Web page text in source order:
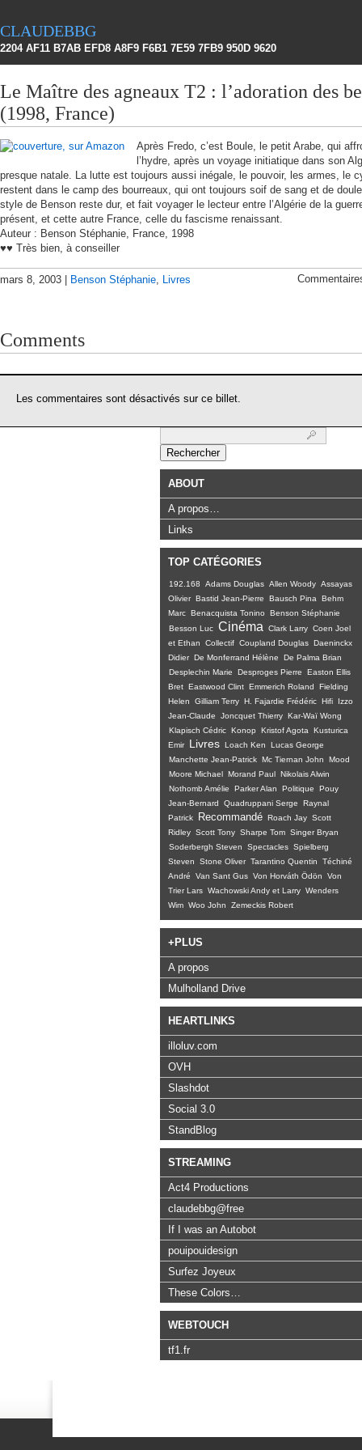
claudebbg
2204 AF11 B7AB EFD8 A8F9 F6B1 7E59 7FB9 950D 9620
Le Maître des agneaux T2 : l’adoration des
(1998, France)
Après Fredo, c’est Boule, le petit Arabe, qui
l’hydre, après un voyage initiatique dans son
presque natale. La lutte est toujours aussi inégale, le pouvoir, les armes, le
restent dans le camp des bourreaux, qui ont toujours soif de sang et de
style de Benson reste dur, et fait voyager le lecteur entre l’Algérie de la
présent, et cette autre France, celle du fascisme renaissant.
Auteur : Benson Stéphanie, France, 1998
♥♥ Très bien, à conseiller
mars 8, 2003 | Benson Stéphanie, Livres
Comments
Les commentaires sont désactivés sur ce billet.
ABOUT
A propos…
Links
TOP CATÉGORIES
192.168 Adams Douglas Allen Woody Assayas
Olivier Bastid Jean-Pierre Bausch Pina
Behm
Marc Benacquista Tonino
Benson Stéphanie
Besson Luc Cinéma Clark Larry Coen Joel
et Ethan
Collectif Coupland Douglas Daeninckx
Didier De Monferrand Hélène
De Palma Brian
Desplechin Marie
Desproges Pierre
Easton Ellis
Bret Eastwood Clint Emmerich Roland
Fielding
Helen
Gilliam Terry H. Fajardie Frédéric Hifi
Izzo
Jean-Claude
Joncquet Thierry Kar-Waï Wong
Klapisch Cédric Konop Kristof Agota
Kusturica
Emir
Livres Loach Ken
Lucas George
Manchette Jean-Patrick Mc Tiernan John
Mood
Moore Michael Morand Paul Nikolais Alwin
Nothomb Amélie
Parker Alan Politique
Pouy
Jean-Bernard
Quadruppani Serge
Raynal
Patrick
Recommandé Roach Jay Scott
Ridley Scott Tony Sharpe Tom Singer Bryan
Soderbergh Steven
Spectacles Spielberg
Steven
Stone Oliver Tarantino Quentin
Téchiné
André
Van Sant Gus Von Horváth Ödön
Von
Trier Lars Wachowski Andy et Larry Wenders
Wim Woo John Zemeckis Robert
+PLUS
A propos
Mulholland Drive
HEARTLINKS
illoluv.com
OVH
Slashdot
Social 3.0
StandBlog
STREAMING
Act4 Productions
claudebbg@free
If I was an Autobot
pouipouidesign
Surfez Joyeux
These Colors…
WEBTOUCH
tf1.fr